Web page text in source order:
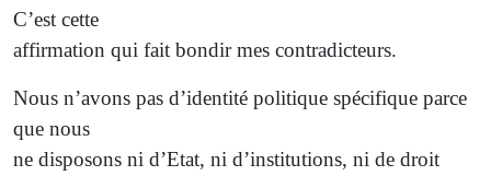
C’est cette
affirmation qui fait bondir mes contradicteurs.
Nous n’avons pas d’identité politique spécifique parce
que nous
ne disposons ni d’Etat, ni d’institutions, ni de droit